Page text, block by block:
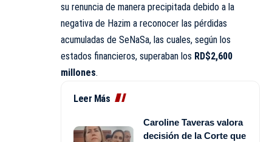
su renuncia de manera precipitada debido a la
negativa de Hazim a reconocer las pérdidas
acumuladas de SeNaSa, las cuales, según los
estados financieros, superaban los RD$2,600
millones.
Leer Más
Caroline Taveras valora
decisión de la Corte que